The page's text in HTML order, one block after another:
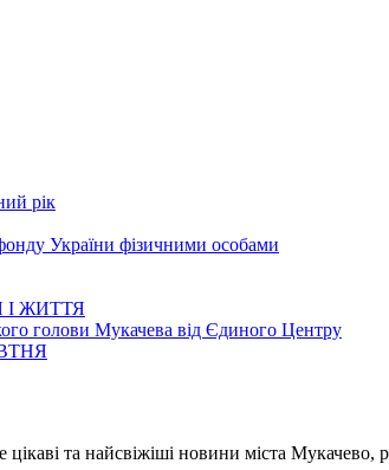
рік
України фізичними особами
І ЖИТТЯ
голови Мукачева від Єдиного Центру
цікаві та найсвіжіші новини міста